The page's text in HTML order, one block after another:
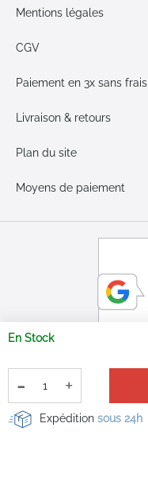
En Stock
- +
Expédition sous 24h
Mentions légales
CGV
Paiement en 3x sans frais
Livraison & retours
Plan du site
Moyens de paiement